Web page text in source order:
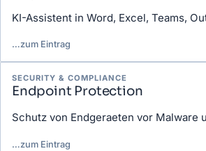
KI-Assistent in Word, Excel, Teams,
…zum Eintrag
SECURITY & COMPLIANCE
Endpoint Protection
Schutz von Endgeraeten vor Malware
…zum Eintrag